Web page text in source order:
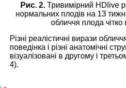
Рис. 2.Тривимірний HDlive
нормальних плодів на 13
обличчя плода чітко
Різні реалістичні вирази
поведінка і різні анатомічні
візуалізовані в другому і
4).